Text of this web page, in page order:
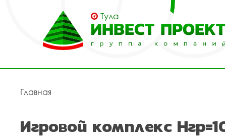
Тула
Главная
Игровой комплекс